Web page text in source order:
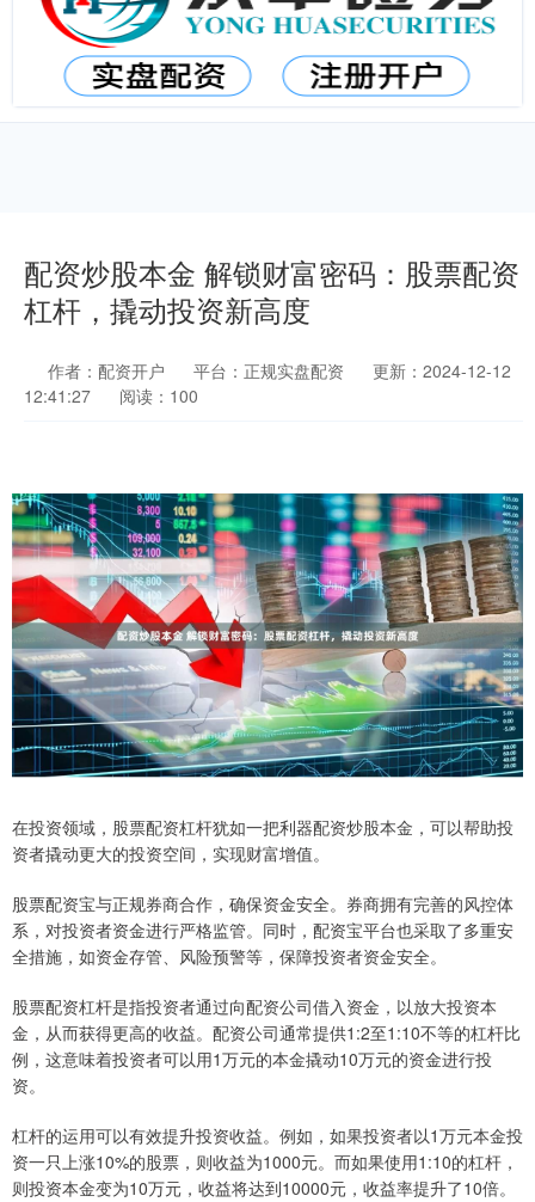
配资炒股本金 解锁财富密码：股票配资
杠杆，撬动投资新高度
作者：配资开户 平台：正规实盘配资
更新：2024-12-12
12:41:27
阅读：100
在投资领域，股票配资杠杆犹如一把利器配资炒股本金，可以帮助投
资者撬动更大的投资空间，实现财富增值。
股票配资宝与正规券商合作，确保资金安全。券商拥有完善的风控体
系，对投资者资金进行严格监管。同时，配资宝平台也采取了多重安
全措施，如资金存管、风险预警等，保障投资者资金安全。
股票配资杠杆是指投资者通过向配资公司借入资金，以放大投资本
金，从而获得更高的收益。配资公司通常提供1:2至1:10不等的杠杆比
例，这意味着投资者可以用1万元的本金撬动10万元的资金进行投
资。
杠杆的运用可以有效提升投资收益。例如，如果投资者以1万元本金投
资一只上涨10%的股票，则收益为1000元。而如果使用1:10的杠杆，
则投资本金变为10万元，收益将达到10000元，收益率提升了10倍。